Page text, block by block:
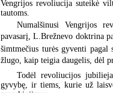
Vengrijos revoliucija suteikė
tautoms.
Numalšinusi Vengrijos
pavasarį, L.Brežnevo doktrina
šimtmečius turės gyventi pagal
žlugo, kaip teigia daugelis, dėl
Todėl revoliucijos
gyvybę, ir tiems, kurie už